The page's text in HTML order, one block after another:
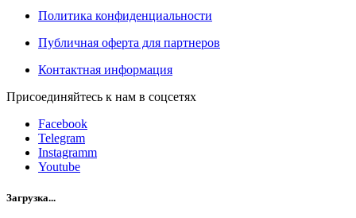
Политика конфиденциальности
Публичная оферта для партнеров
Контактная информация
Присоединяйтесь к нам в соцсетях
Facebook
Telegram
Instagramm
Youtube
Загрузка...